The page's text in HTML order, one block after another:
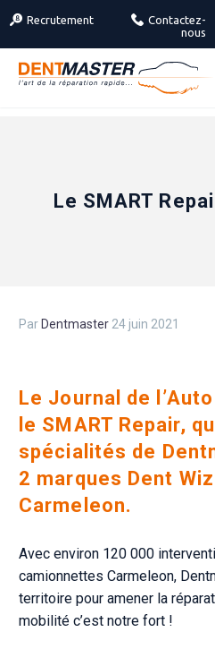
Recrutement
Contactez-
nous
Le SMART
Par Dentmaster 24 juin 2021
Le Journal de
le SMART Repair,
spécialités de
2 marques Dent
Carmeleon.
Avec environ 120 000
camionnettes Carmeleon,
territoire pour amener la
mobilité c’est notre fort !